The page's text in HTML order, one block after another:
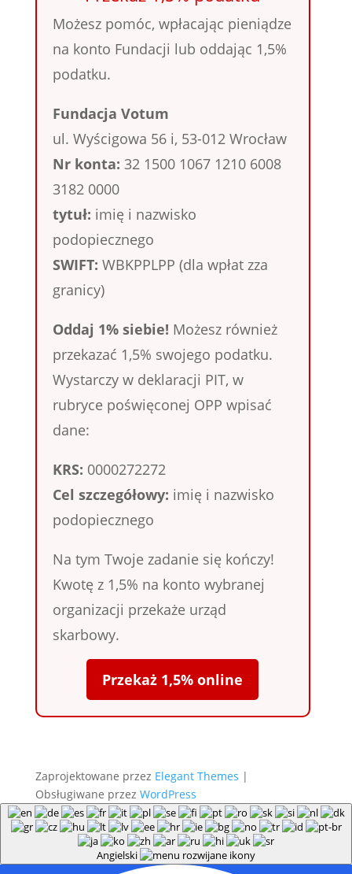
Możesz pomóc, wpłacając pieniądze
na konto Fundacji lub oddając 1,5%
podatku.
Fundacja Votum
ul. Wyścigowa 56 i, 53-012 Wrocław
Nr konta: 32 1500 1067 1210 6008
3182 0000
tytuł: imię i nazwisko
podopiecznego
SWIFT: WBKPPLPP (dla wpłat zza
granicy)
Oddaj 1% siebie! Możesz również
przekazać 1,5% swojego podatku.
Wystarczy w deklaracji PIT, w
rubryce poświęconej OPP wpisać
dane:
KRS: 0000272272
Cel szczegółowy: imię i nazwisko
podopiecznego
Na tym Twoje zadanie się kończy!
Kwotę z 1,5% na konto wybranej
organizacji przekaże urząd
skarbowy.
Przekaż 1,5% online
Zaprojektowane przez Elegant Themes |
Obsługiwane przez WordPress
Angielski